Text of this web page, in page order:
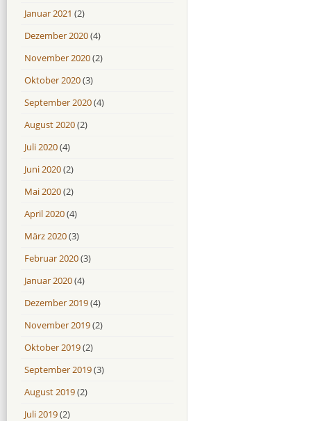
Januar 2021 (2)
Dezember 2020(4)
November 2020(2)
Oktober 2020(3)
September 2020(4)
August 2020(2)
Juli 2020(4)
Juni 2020(2)
Mai 2020(2)
April 2020(4)
März 2020(3)
Februar 2020(3)
Januar 2020(4)
Dezember 2019(4)
November 2019(2)
Oktober 2019(2)
September 2019(3)
August 2019(2)
Juli 2019(2)